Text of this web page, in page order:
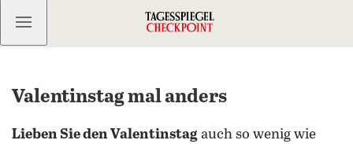
Kostenlos anmelden
Valentinstag mal anders
Lieben Sie den Valentinstag auch so wenig wie